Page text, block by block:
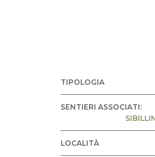
TIPOLOGIA
SENTIERI ASSOCIATI:
LOCALITÀ